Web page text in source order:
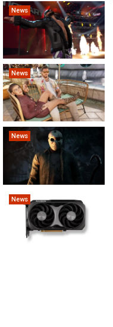
News
News
News
News